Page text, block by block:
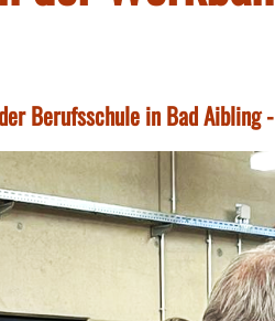
Berufsschule in Bad Aibling